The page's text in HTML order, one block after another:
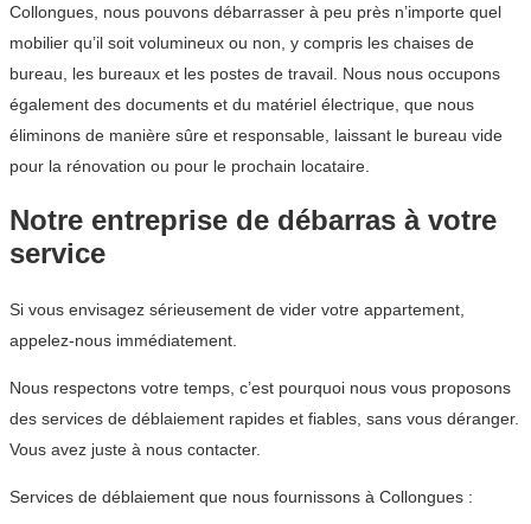
Collongues, nous pouvons débarrasser à peu près n’importe quel
mobilier qu’il soit volumineux ou non, y compris les chaises de
bureau, les bureaux et les postes de travail. Nous nous occupons
également des documents et du matériel électrique, que nous
éliminons de manière sûre et responsable, laissant le bureau vide
pour la rénovation ou pour le prochain locataire.
Notre entreprise de débarras à votre
service
Si vous envisagez sérieusement de vider votre appartement,
appelez-nous immédiatement.
Nous respectons votre temps, c’est pourquoi nous vous proposons
des services de déblaiement rapides et fiables, sans vous déranger.
Vous avez juste à nous contacter.
Services de déblaiement que nous fournissons à Collongues :